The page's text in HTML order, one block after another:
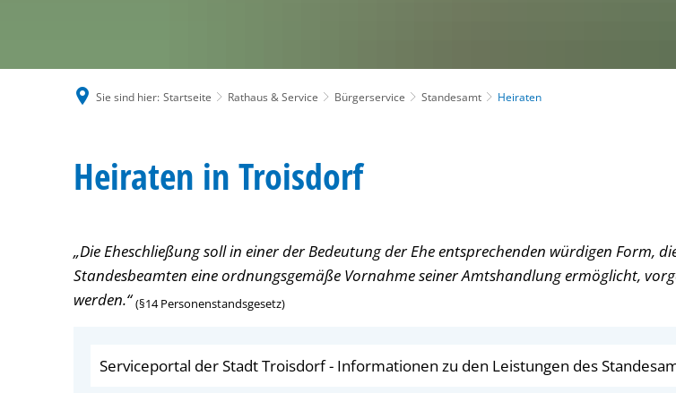
Sie sind hier: Startseite Rathaus & Service Bürgerservice Standesamt Heiraten
HeiratenHeiraten in Troisdorf
„Die Eheschließung soll in einer der Bedeutung der Ehe entsprechenden würdigen Form,
Standesbeamten eine ordnungsgemäße Vornahme seiner Amtshandlung ermöglicht,
werden.“(§14 Personenstandsgesetz)
Serviceportal der Stadt Troisdorf - Informationen zu den Leistungen des